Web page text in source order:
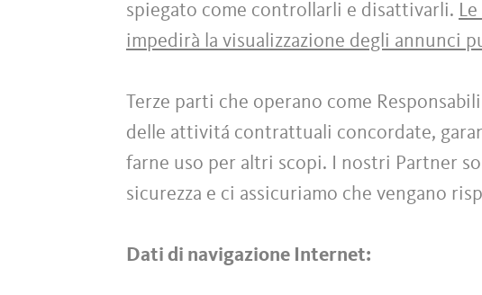
spiegato come controllarli e disattivarli.
impedirà la visualizzazione degli annunci
Terze parti che operano come
delle attivitá contrattuali concordate,
farne uso per altri scopi. I nostri Partner
sicurezza e ci assicuriamo che vengano
Dati di navigazione Internet: